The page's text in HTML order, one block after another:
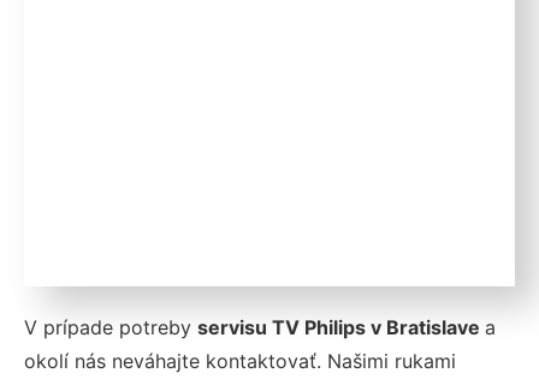
V prípade potreby servisu TV Philips v Bratislave a
okolí nás neváhajte kontaktovať. Našimi rukami